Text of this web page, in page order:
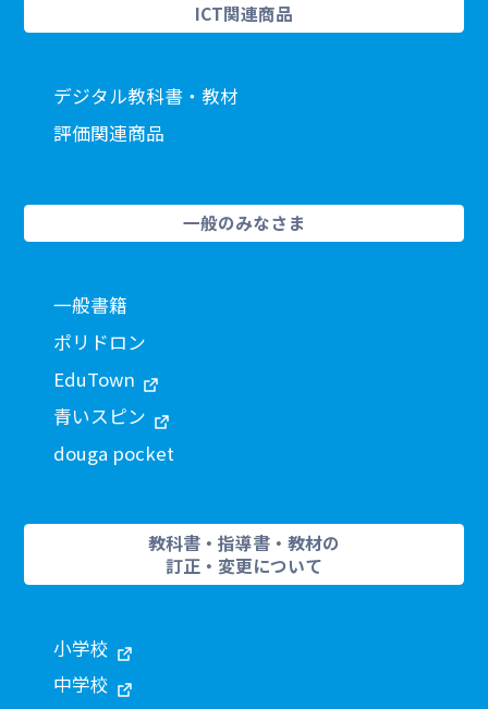
ICT関連商品
デジタル教科書・教材
評価関連商品
一般のみなさま
一般書籍
ポリドロン
EduTown
青いスピン
douga pocket
教科書・指導書・教材の
訂正・変更について
小学校
中学校